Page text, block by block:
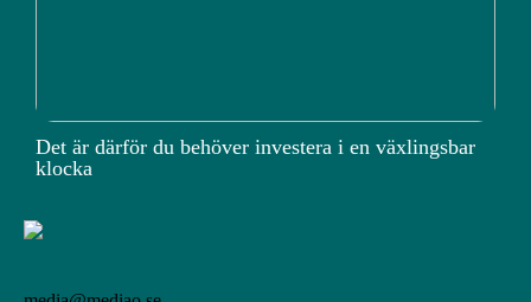
Det är därför du behöver investera i en växlingsbar
klocka